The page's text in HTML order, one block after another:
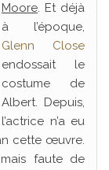
Moore. Et déjà
à l’époque,
Glenn Close
endossait le
costume de
Albert. Depuis,
l’actrice n’a eu
cette œuvre.
faute de